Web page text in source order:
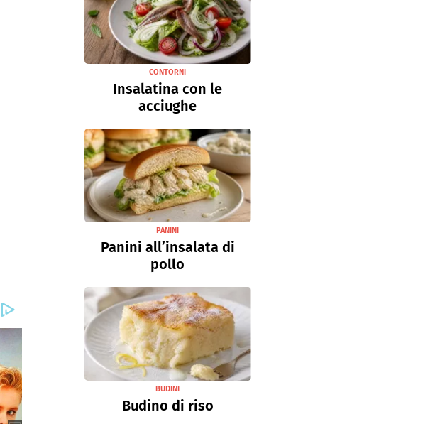
CONTORNI
Insalatina con le
acciughe
PANINI
Panini all’insalata di
pollo
BUDINI
Budino di riso